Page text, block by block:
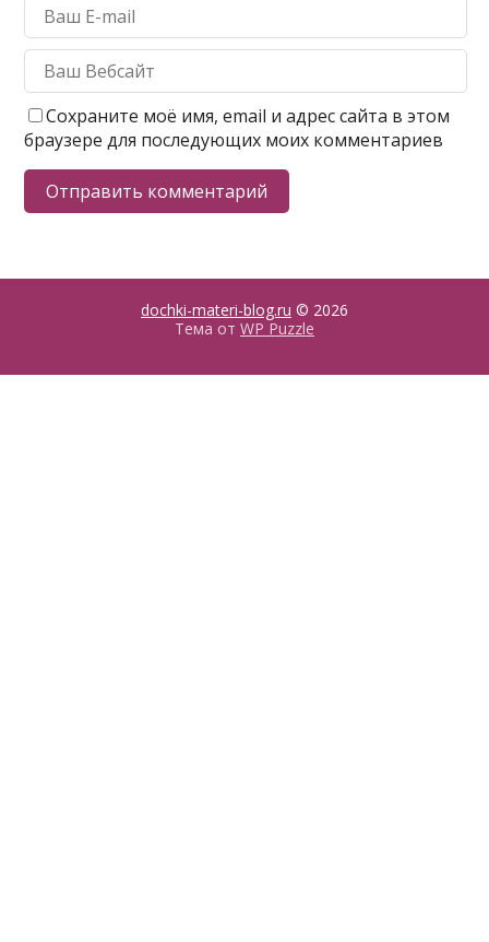
Сохраните моё имя, email и адрес сайта в этом
браузере для последующих моих комментариев
dochki-materi-blog.ru © 2026
Тема от WP Puzzle